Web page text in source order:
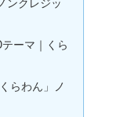
ーマ｜くら
らわん」ノ